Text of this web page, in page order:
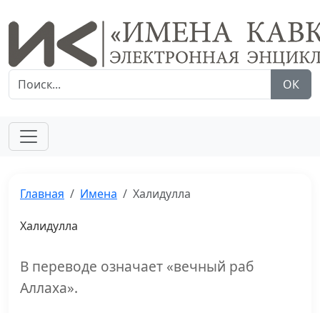
ОК
Главная Имена Халидулла
Халидулла
В переводе означает «вечный раб
Аллаха».